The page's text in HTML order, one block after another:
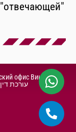
офис Виктории
עורכת